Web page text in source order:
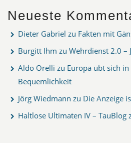
Neueste
Dieter Gabriel zu Fakten mit
Burgitt Ihm zu Wehrdienst 2.0 –
Aldo Orelli zu Europa übt sich
Bequemlichkeit
Jörg Wiedmann zu Die Anzeige
Haltlose Ultimaten IV – TauBlog